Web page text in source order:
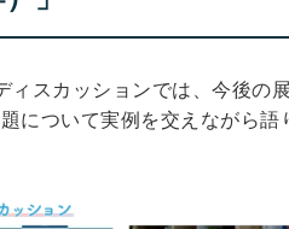
ィスカッションでは、今後の
について実例を交えながら